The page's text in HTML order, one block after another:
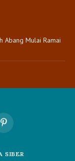
Abang Mulai Ramai
Pinterest
SIBER